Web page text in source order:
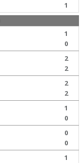
1
1
0
2
2
2
2
1
0
0
0
1